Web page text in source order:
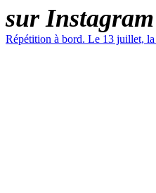
sur Instagram
Répétition à bord. Le 13 juillet,